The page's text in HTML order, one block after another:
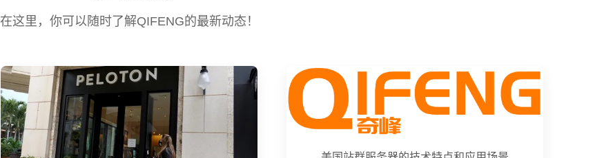
在这里，你可以随时了解QIFENG的最新动态！